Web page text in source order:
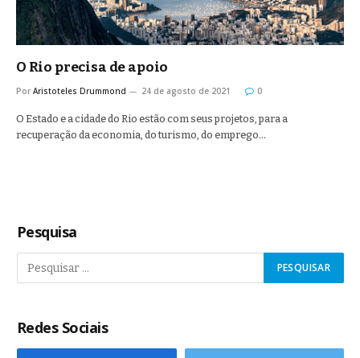
O Rio precisa de apoio
Por Aristoteles Drummond 24 de agosto de 2021 0
O Estado e a cidade do Rio estão com seus projetos, para a
recuperação da economia, do turismo, do emprego…
Pesquisa
Redes Sociais